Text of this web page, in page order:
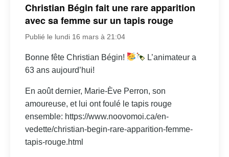
Christian Bégin fait une rare apparition
avec sa femme sur un tapis rouge
Publié le lundi 16 mars à 21:04
Bonne fête Christian Bégin!
L’animateur a
63 ans aujourd’hui!
En août dernier, Marie-Ève Perron, son
amoureuse, et lui ont foulé le tapis rouge
ensemble: https://www.noovomoi.ca/en-
vedette/christian-begin-rare-apparition-femme-
tapis-rouge.html